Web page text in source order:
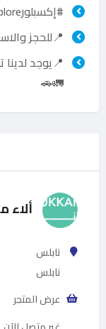
#إكسبلورexplore
📍للحجز
📍يوجد
🚛🚗
نابلس
نابلس
عرض المتجر